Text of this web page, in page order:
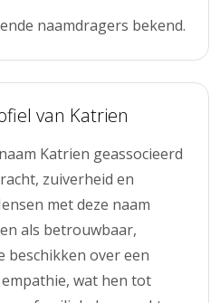
naamdragers bekend.
van Katrien
Katrien geassocieerd
zuiverheid en
met deze naam
als betrouwbaar,
beschikken over een
wat hen tot